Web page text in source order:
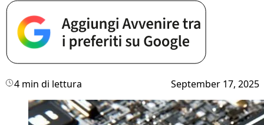
4 min di lettura September 17, 2025